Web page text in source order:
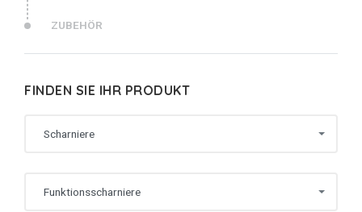
ZUBEHÖR
FINDEN SIE IHR PRODUKT
Scharniere
Funktionsscharniere